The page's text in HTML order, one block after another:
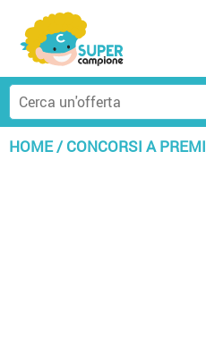
HOME/CONCORSI A PREMI